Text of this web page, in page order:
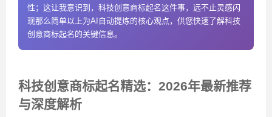
性；这让我意识到，科技创意商标起名这件事，远不止灵感闪
现那么简单以上为AI自动提炼的核心观点，供您快速了解科技
创意商标起名的关键信息。
科技创意商标起名精选：2026年最新推荐
与深度解析